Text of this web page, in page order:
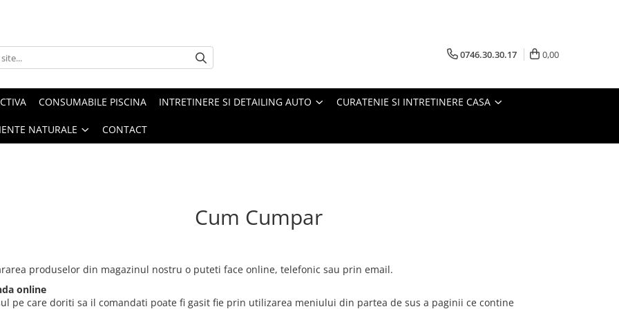
0746.30.30.17 0,00
CONSUMABILE PISCINA INTRETINERE SI DETAILING AUTO CURATENIE SI INTRETINERE CASA
NATURALE CONTACT
Cum Cumpar
produselor din magazinul nostru o puteti face online, telefonic sau prin email.
online
pe care doriti sa il comandati poate fi gasit fie prin utilizarea meniului din partea de sus a paginii ce contine